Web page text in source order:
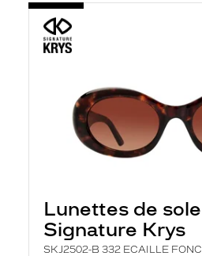
Lunettes de
Signature Krys
SKJ2502-B 332 ECAILLE